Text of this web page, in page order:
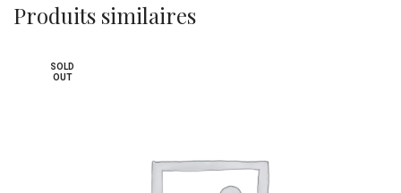
Produits similaires